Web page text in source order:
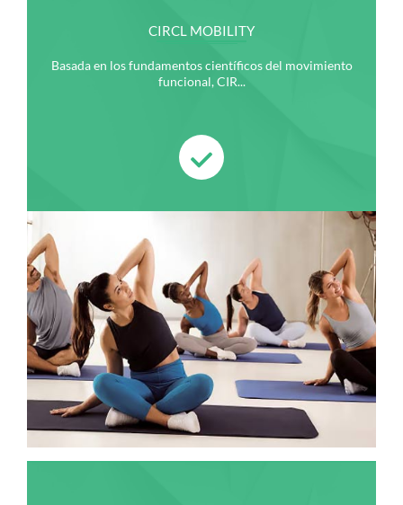
CIRCL MOBILITY
Basada en los fundamentos científicos del movimiento
funcional, CIR...